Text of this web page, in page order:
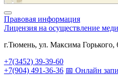
Правовая информация
Лицензия на осуществление
г.Тюмень, ул. Максима Горького,
+7(3452) 39-39-60
+7(904) 491-36-36 📅 Онлайн